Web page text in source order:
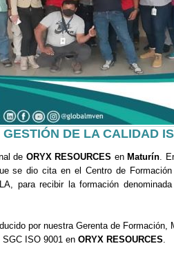
DE LA CALIDAD
de ORYX RESOURCES en Maturín .
se dio cita en el Centro de
para recibir la formación
por nuestra Gerenta de Formación,
ISO 9001 en ORYX RESOURCES